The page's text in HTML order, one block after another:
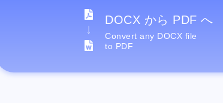
DOCX から PDF へ
Convert any DOCX file
to PDF